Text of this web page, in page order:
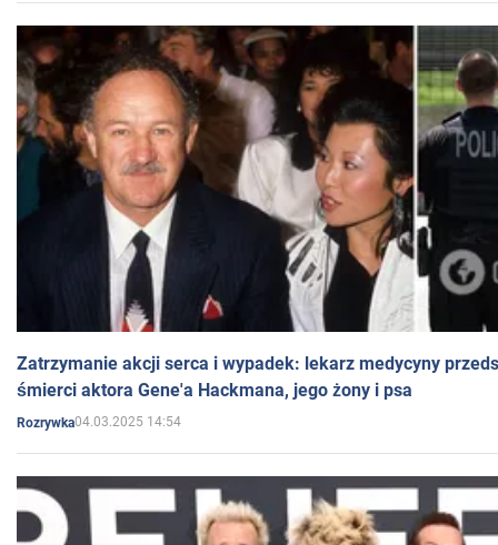
Zatrzymanie akcji serca i wypadek: lekarz medycyny
śmierci aktora Gene'a Hackmana, jego żony i psa
Rozrywka04.03.2025 14:54